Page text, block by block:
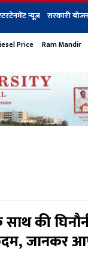
न्यूज़ सरकारी
ऑटोमोबाइल
Price Ram Mandir
की
जानकर